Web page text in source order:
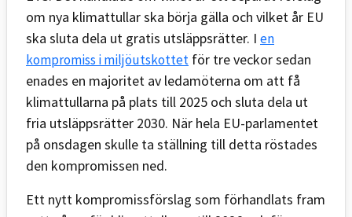
om nya klimattullar ska börja gälla och vilket år EU
ska sluta dela ut gratis utsläppsrätter. I en
kompromiss i miljöutskottet för tre veckor sedan
enades en majoritet av ledamöterna om att få
klimattullarna på plats till 2025 och sluta dela ut
fria utsläppsrätter 2030. När hela EU-parlamentet
på onsdagen skulle ta ställning till detta röstades
den kompromissen ned.
Ett nytt kompromissförslag som förhandlats fram